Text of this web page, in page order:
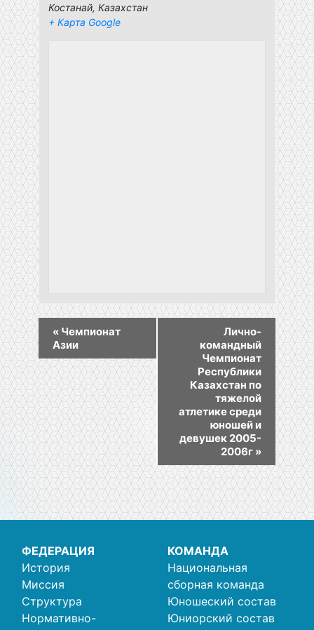
Костанай, Казахстан
+ Карта Google
« Чемпионат
Азии
Лично-
командный
Чемпионат
Республики
Казахстан по
тяжелой
атлетике среди
юношей и
девушек 2005-
2006г »
ФЕДЕРАЦИЯ
История
Миссия
Структура
Нормативно-
КОМАНДА
Национальная
сборная команда
Юношеский состав
Юниорский состав